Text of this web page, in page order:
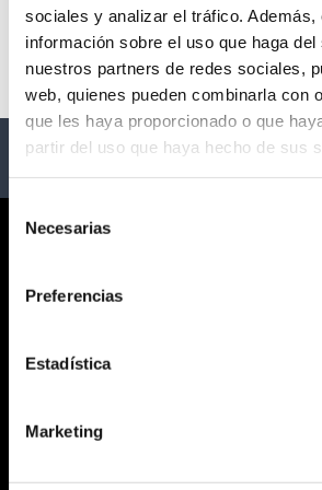
sociales y analizar el tráfico. Además,
información sobre el uso que haga del
nuestros partners de redes sociales,
web, quienes pueden combinarla con
que les haya proporcionado o que
partir del uso que haya hecho de sus
Necesarias
Preferencias
Estadística
Marketing
No hay eventos
¿QUIÉNES SOMOS?
AVISO LEGAL
POLÍTICA DE COOKIES
SERVICIO AL CLIENTE